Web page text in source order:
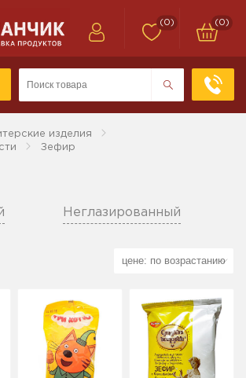
(0) (0)
изделия
Зефир
Неглазированный